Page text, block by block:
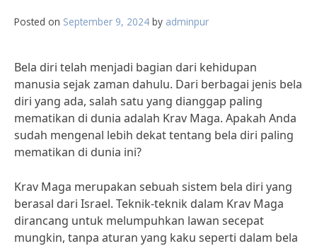
Posted on September 9, 2024 by adminpur
Bela diri telah menjadi bagian dari kehidupan
manusia sejak zaman dahulu. Dari berbagai jenis bela
diri yang ada, salah satu yang dianggap paling
mematikan di dunia adalah Krav Maga. Apakah Anda
sudah mengenal lebih dekat tentang bela diri paling
mematikan di dunia ini?
Krav Maga merupakan sebuah sistem bela diri yang
berasal dari Israel. Teknik-teknik dalam Krav Maga
dirancang untuk melumpuhkan lawan secepat
mungkin, tanpa aturan yang kaku seperti dalam bela